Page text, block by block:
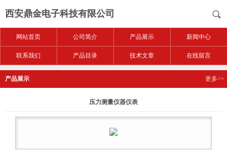
西安鼎金电子科技有限公司
网站首页 公司简介 产品展示 新闻中心
联系我们 产品目录 技术文章 在线留言
产品展示 更多>>
压力测量仪器仪表